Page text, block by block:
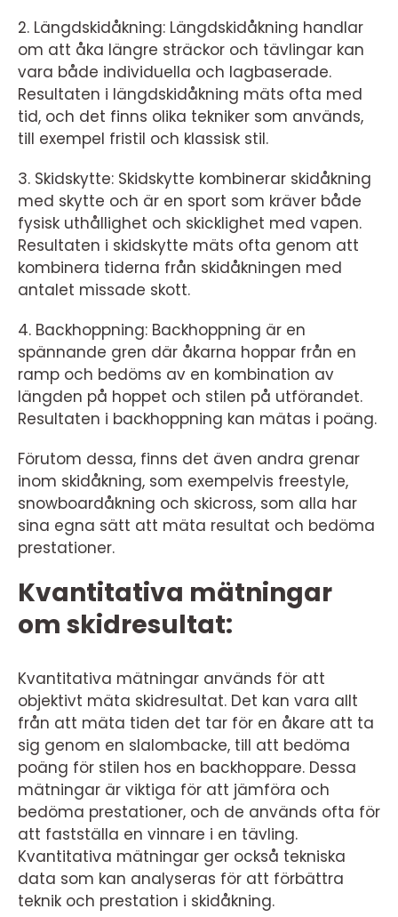
2. Längdskidåkning: Längdskidåkning handlar
om att åka längre sträckor och tävlingar kan
vara både individuella och lagbaserade.
Resultaten i längdskidåkning mäts ofta med
tid, och det finns olika tekniker som används,
till exempel fristil och klassisk stil.
3. Skidskytte: Skidskytte kombinerar skidåkning
med skytte och är en sport som kräver både
fysisk uthållighet och skicklighet med vapen.
Resultaten i skidskytte mäts ofta genom att
kombinera tiderna från skidåkningen med
antalet missade skott.
4. Backhoppning: Backhoppning är en
spännande gren där åkarna hoppar från en
ramp och bedöms av en kombination av
längden på hoppet och stilen på utförandet.
Resultaten i backhoppning kan mätas i poäng.
Förutom dessa, finns det även andra grenar
inom skidåkning, som exempelvis freestyle,
snowboardåkning och skicross, som alla har
sina egna sätt att mäta resultat och bedöma
prestationer.
Kvantitativa mätningar
om skidresultat:
Kvantitativa mätningar används för att
objektivt mäta skidresultat. Det kan vara allt
från att mäta tiden det tar för en åkare att ta
sig genom en slalombacke, till att bedöma
poäng för stilen hos en backhoppare. Dessa
mätningar är viktiga för att jämföra och
bedöma prestationer, och de används ofta för
att fastställa en vinnare i en tävling.
Kvantitativa mätningar ger också tekniska
data som kan analyseras för att förbättra
teknik och prestation i skidåkning.